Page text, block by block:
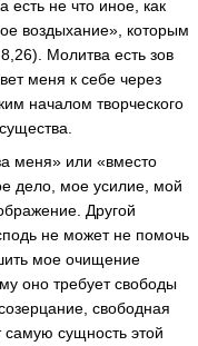
есть не что иное, как
воздыхание», которым
Молитва есть зов
меня к себе через
началом творческого
меня» или «вместо
дело, мое усилие, мой
Другой
не может не помочь
мое очищение
оно требует свободы
свободная
сущность этой